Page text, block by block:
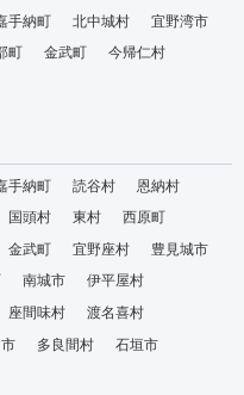
手納町 北中城村
宜野湾市
町 金武町
今帰仁村
手納町 読谷村
恩納村
国頭村 東村
西原町
金武町 宜野座村
豊見城市
南城市
伊平屋村
座間味村
渡名喜村
多良間村
石垣市